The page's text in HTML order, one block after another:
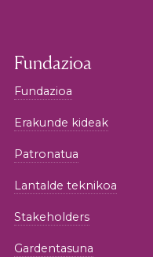
Fundazioa
Fundazioa
Erakunde kideak
Patronatua
Lantalde teknikoa
Stakeholders
Gardentasuna